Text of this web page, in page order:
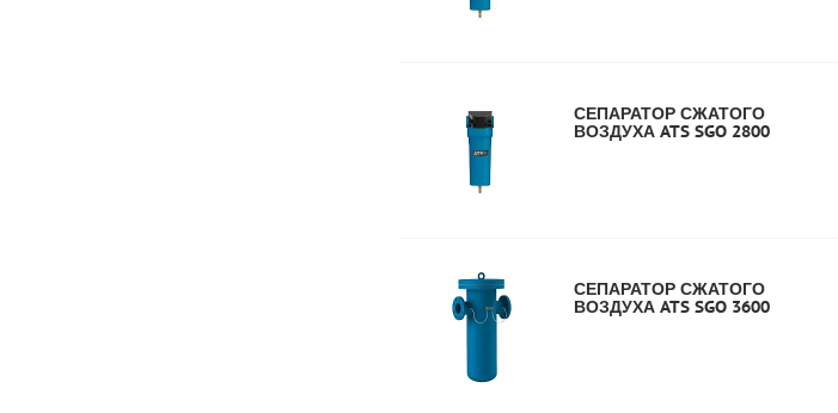
СЕПАРАТОР СЖАТОГО
ВОЗДУХА ATS SGO 2800
СЕПАРАТОР СЖАТОГО
ВОЗДУХА ATS SGO 3600